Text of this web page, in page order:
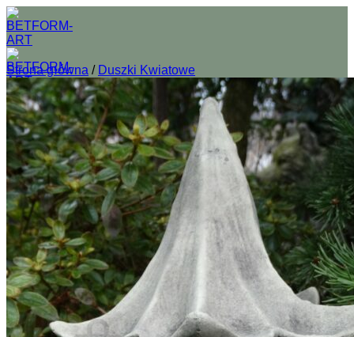
Przewiń
do
zawartości
O nas
Sklep
Wszystkie figury betonowe do ogrodu
Donice ogrodowe z betonu
Fontanny betonowe do ogrodu
Usługi
Regulamin
Prawa autorskie
Kontakt
Logowanie
Koszyk /0,00zł
Strona główna / Duszki Kwiatowe